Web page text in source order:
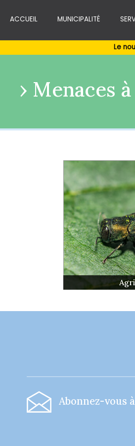
ACCUEIL MUNICIPALITÉ
Le
Menaces
Abonnez-vous